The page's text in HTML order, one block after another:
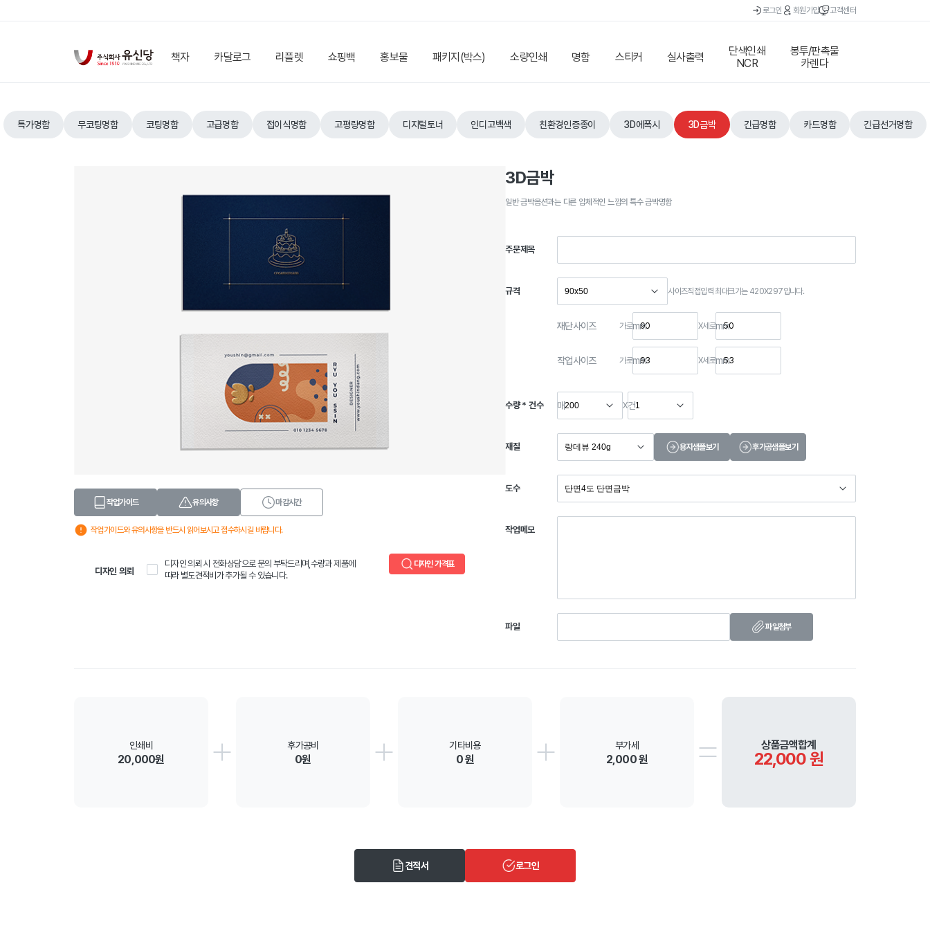
로그인 회원가입 고객센터
책자 카달로그 리플렛 쇼핑백 홍보물 패키지(박스) 소량인쇄 명함 스티커 실사출력
단색인쇄
NCR
봉투/판촉물
카렌다
특가명함 무코팅명함 코팅명함 고급명함 접이식명함 고평량명함 디지털토너 인디고백색 친환경인증종이 3D에폭시 3D금박 긴급명함 카드명함 긴급선거명함
작업가이드 유의사항 마감시간
작업가이드와 유의사항을 반드시 읽어보시고 접수하시길 바랍니다.
디자인 의뢰
디자인 의뢰 시 전화상담으로 문의 부탁드리며,수량과 제품에
따라 별도견적비가 추가될 수 있습니다.
디자인 가격표
3D금박
일반 금박옵션과는 다른 입체적인 느낌의 특수 금박명함
주문제목
규격 사이즈직접입력 최대크기는 420X297입니다.
재단사이즈 가로mm X세로mm
작업사이즈 가로mm X세로mm
수량 * 건수 매 X건
재질 용지샘플보기 후가공샘플보기
도수
작업메모
파일 파일첨부
인쇄비
20,000원
후가공비
0원
기타비용
0 원
부가세
2,000 원
상품금액합계
22,000 원
견적서 로그인